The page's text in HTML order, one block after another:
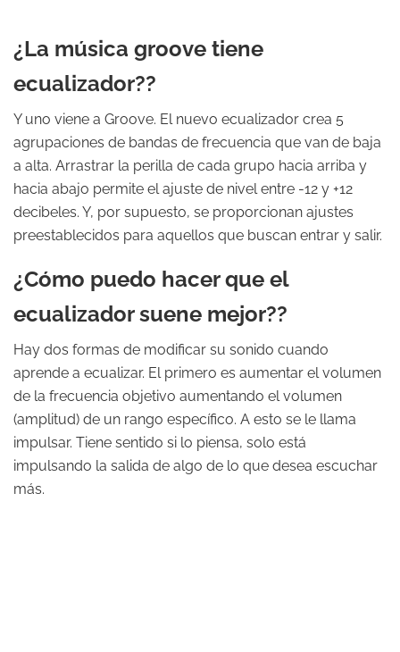
¿La música groove tiene
ecualizador??
Y uno viene a Groove. El nuevo ecualizador crea 5
agrupaciones de bandas de frecuencia que van de baja
a alta. Arrastrar la perilla de cada grupo hacia arriba y
hacia abajo permite el ajuste de nivel entre -12 y +12
decibeles. Y, por supuesto, se proporcionan ajustes
preestablecidos para aquellos que buscan entrar y salir.
¿Cómo puedo hacer que el
ecualizador suene mejor??
Hay dos formas de modificar su sonido cuando
aprende a ecualizar. El primero es aumentar el volumen
de la frecuencia objetivo aumentando el volumen
(amplitud) de un rango específico. A esto se le llama
impulsar. Tiene sentido si lo piensa, solo está
impulsando la salida de algo de lo que desea escuchar
más.